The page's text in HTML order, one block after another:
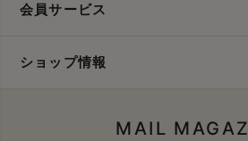
会員サービス
ショップ情報
MAIL